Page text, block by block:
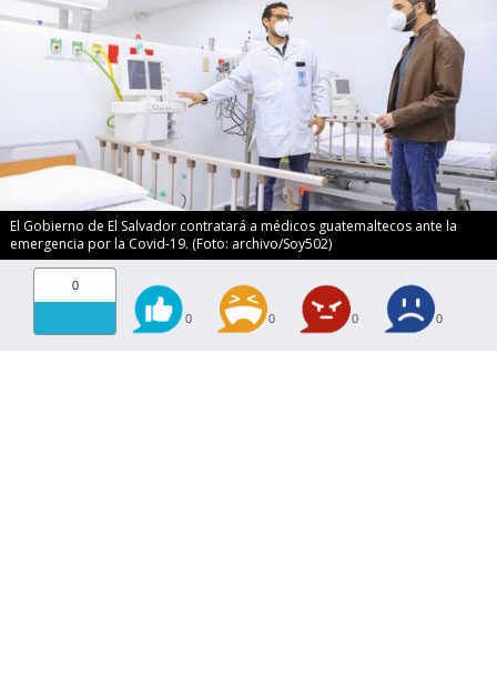
El Gobierno de El Salvador contratará a médicos guatemaltecos ante la
emergencia por la Covid-19. (Foto: archivo/Soy502)
0
0 0 0 0